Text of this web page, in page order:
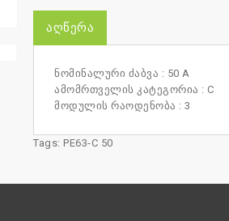
ᲐᲦᲬᲔᲠᲐ
ნომინალური ძაბვა : 50 A
ამომრთველის კატეგორია : C
მოდულის რაოდენობა : 3
Tags: PE63-C 50